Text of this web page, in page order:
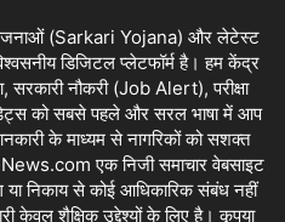
(Sarkari Yojana) और लेटेस्ट
डिजिटल प्लेटफॉर्म है। हम केंद्र
नौकरी (Job Alert), परीक्षा
को सबसे पहले और सरल भाषा में आप
के माध्यम से नागरिकों को सशक्त
एक निजी समाचार वेबसाइट
या निकाय से कोई आधिकारिक संबंध नहीं
केवल शैक्षिक उद्देश्यों के लिए है। कृपया